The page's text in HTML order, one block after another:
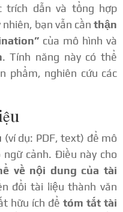
trích dẫn và tổng hợp
bạn vẫn cần thận
của mô hình và
. Tính năng này có thể
phẩm, nghiên cứu các
(ví dụ: PDF, text) để mô
cảnh. Điều này cho
về nội dung của tài
đổi tài liệu thành văn
hữu ích đểtóm tắt tài